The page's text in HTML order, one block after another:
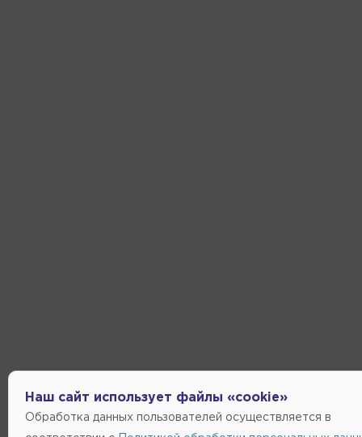
Наш сайт использует файлы «cookie»
Обработка данных пользователей осуществляется в